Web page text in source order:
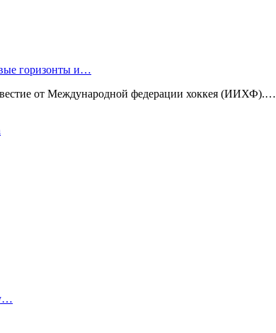
горизонты и…
от Международной федерации хоккея (ИИХФ).…